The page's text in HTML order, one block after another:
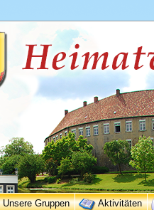
Unsere Gruppen Aktivitäten